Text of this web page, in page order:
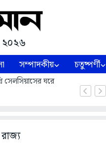
সম্পাদকীয় চতুষ্পর্ণী
সেলসিয়াসের ঘরে